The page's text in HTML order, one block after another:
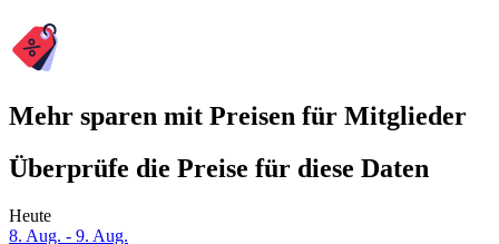
Mehr sparen mit Preisen für Mitglieder
Überprüfe die Preise für diese Daten
Heute
8. Aug. - 9. Aug.